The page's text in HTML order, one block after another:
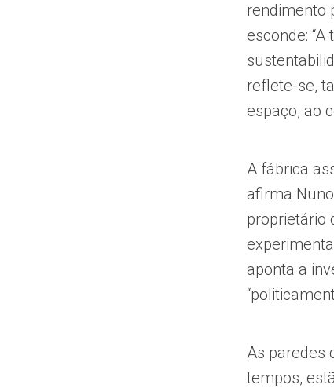
rendimento
esconde:
reflete-se,
espaço, ao
A fábrica
afirma
proprietário
aponta a
As paredes
tempos,